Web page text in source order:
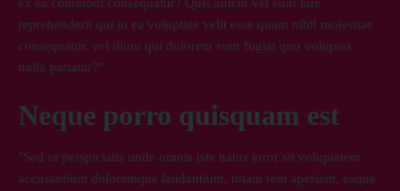
reprehenderit qui in ea voluptate velit esse quam nihil molestiae
consequatur, vel illum qui dolorem eum fugiat quo voluptas
nulla pariatur?"
Neque porro quisquam est
"Sed ut perspiciatis unde omnis iste natus error sit voluptatem
accusantium doloremque laudantium, totam rem aperiam, eaque